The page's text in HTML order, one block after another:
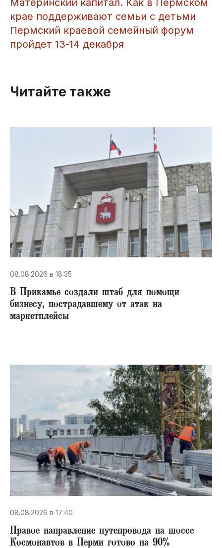
крае поддерживают семьи с детьми
Пермский краевой семейный форум
пройдет 13-14 декабря
Читайте также
08.08.2026 в 18:35
В Прикамье создали штаб для помощи
бизнесу, пострадавшему от атак на
маркетплейсы
08.08.2026 в 17:40
Правое направление путепровода на шоссе
Космонавтов в Перми готово на 90%